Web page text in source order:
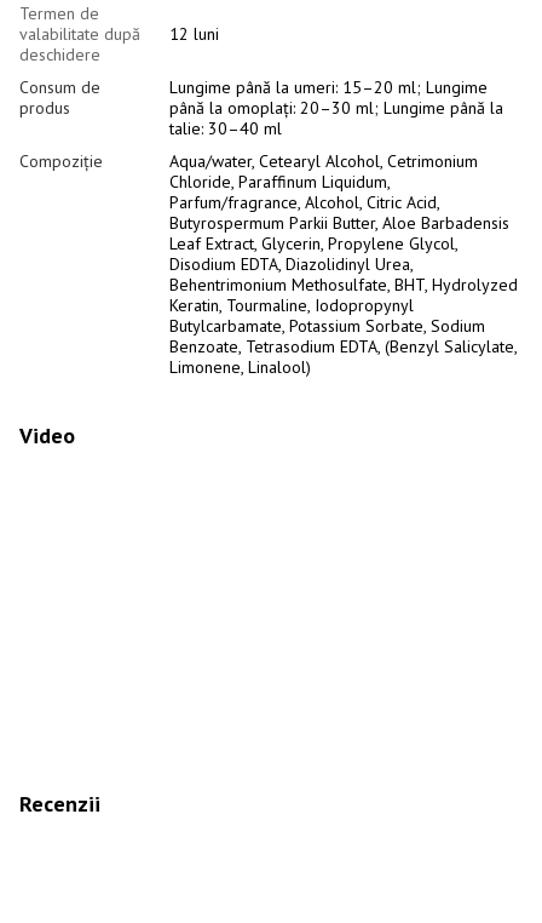
Termen de
valabilitate după
deschidere
12 luni
Consum de
produs
Lungime până la umeri: 15–20 ml; Lungime
până la omoplați: 20–30 ml; Lungime până la
talie: 30–40 ml
Compoziție
Aqua/water, Cetearyl Alcohol, Cetrimonium
Chloride, Paraffinum Liquidum,
Parfum/fragrance, Alcohol, Citric Acid,
Butyrospermum Parkii Butter, Aloe Barbadensis
Leaf Extract, Glycerin, Propylene Glycol,
Disodium EDTA, Diazolidinyl Urea,
Behentrimonium Methosulfate, BHT, Hydrolyzed
Keratin, Tourmaline, Iodopropynyl
Butylcarbamate, Potassium Sorbate, Sodium
Benzoate, Tetrasodium EDTA, (Benzyl Salicylate,
Limonene, Linalool)
Video
Recenzii